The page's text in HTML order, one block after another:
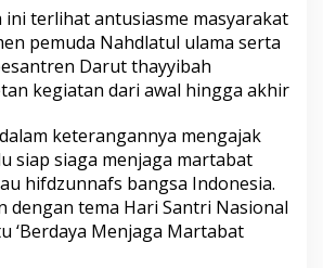
v
e
n
y
ini terlihat antusiasme masyarakat
pemuda Nahdlatul ulama serta
Darut thayyibah
kegiatan dari awal hingga akhir
keterangannya mengajak
siap siaga menjaga martabat
hifdzunnafs bangsa Indonesia.
dengan tema Hari Santri Nasional
‘Berdaya Menjaga Martabat